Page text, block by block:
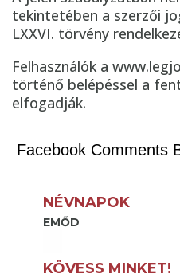
tekintetében a szerzői
LXXVI. törvény
Felhasználók a
történő belépéssel a
elfogadják.
Facebook Comments
NÉVNAPOK
EMŐD
KÖVESS MINKET!